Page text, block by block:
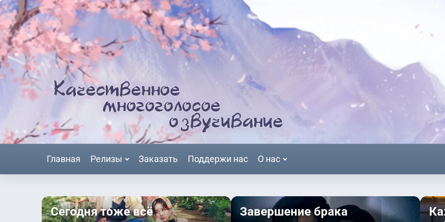
Главная Релизы Заказать Поддержи нас О нас
Сегодня тоже всё
Завершение брака